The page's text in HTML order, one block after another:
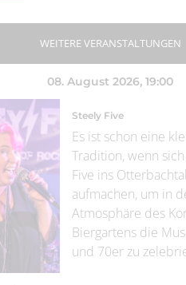
WEITERE VERANSTALTUNGEN
08. August 2026, 19:00
Steely Five
Es ist schon eine
Tradition, wenn
Five ins Otterbachtal
aufmachen, um in
Atmosphäre des
Biergartens die
und 70er zu